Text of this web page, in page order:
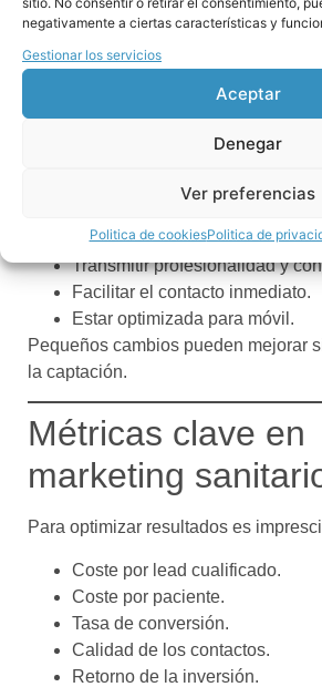
negativamente a ciertas características y
Gestionar los servicios
Aceptar
Denegar
Ver preferencias
Politica de cookiesPolitica de
optimizada
Muchas clínicas tienen visitas web,
Resolver dudas frecuentes.
Transmitir profesionalidad y
Facilitar el contacto inmediato.
Estar optimizada para móvil.
Pequeños cambios pueden mejorar
la captación.
Métricas clave en
marketing
Para optimizar resultados es
Coste por lead cualificado.
Coste por paciente.
Tasa de conversión.
Calidad de los contactos.
Retorno de la inversión.